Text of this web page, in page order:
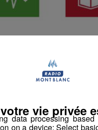
data processing
on a device; Select
vie privée